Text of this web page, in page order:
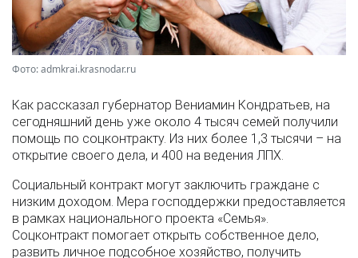
Фото: admkrai.krasnodar.ru
Как рассказал губернатор Вениамин Кондратьев, на
сегодняшний день уже около 4 тысяч семей получили
помощь по соцконтракту. Из них более 1,3 тысячи – на
открытие своего дела, и 400 на ведения ЛПХ.
Социальный контракт могут заключить граждане с
низким доходом. Мера господдержки предоставляется
в рамках национального проекта «Семья».
Соцконтракт помогает открыть собственное дело,
развить личное подсобное хозяйство, получить